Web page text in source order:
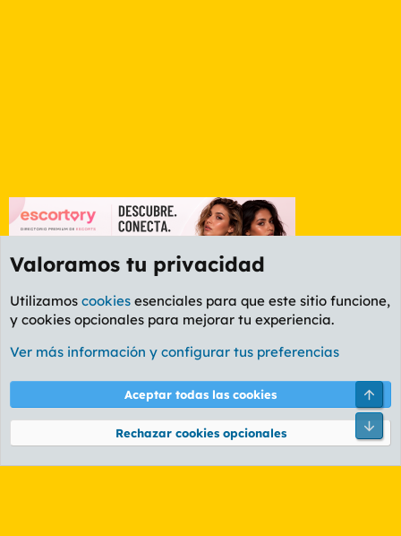
Etiquetas
Cookies
PL OLDSTYLE AMARILLO
Términos y reglas Política de privacidad Ayuda
Community platform by XenForo® © 2010-2026 XenForo Ltd.
Valoramos tu privacidad
Utilizamos cookies esenciales para que este sitio funcione,
y cookies opcionales para mejorar tu experiencia.
Ver más información y configurar tus preferencias
Aceptar todas las cookies
Rechazar cookies opcionales
Pie